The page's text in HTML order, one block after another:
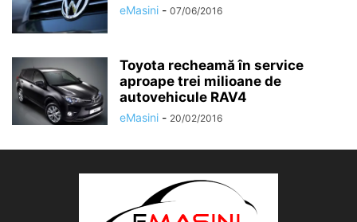
eMasini - 07/06/2016
Toyota recheamă în service
aproape trei milioane de
autovehicule RAV4
eMasini - 20/02/2016